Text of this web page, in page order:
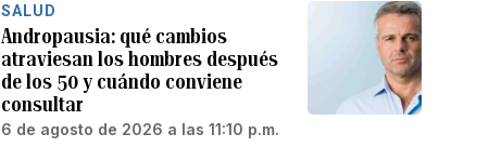
SALUD
Andropausia: qué cambios
atraviesan los hombres después
de los 50 y cuándo conviene
consultar
6 de agosto de 2026 a las 11:10 p.m.